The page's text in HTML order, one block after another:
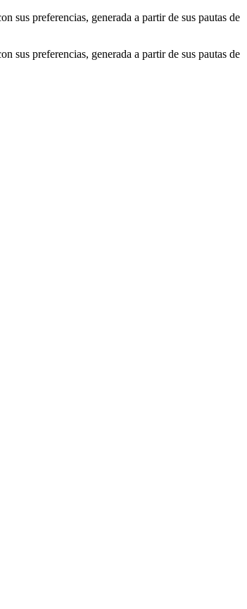
sus preferencias, generada a partir de sus pautas de
sus preferencias, generada a partir de sus pautas de